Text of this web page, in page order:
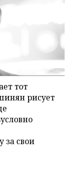
тот
рисует
за свои